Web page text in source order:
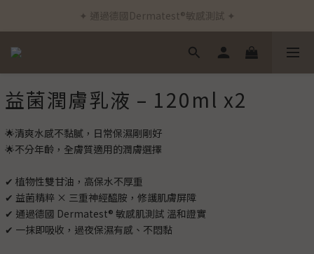
✦ 新客首筆訂單免運費 ✦
✦ 通過德國Dermatest®敏感測試 ✦
✦ 新客首筆訂單免運費 ✦
益菌潤膚乳液 – 120ml x2
🌟清爽水感不黏膩，日常保濕剛剛好
🌟不分年齡，全膚質適用的潤膚選擇
✔ 植物性雙甘油，高保水不厚重
✔ 益菌精粹 × 三重神經醯胺，修護肌膚屏障
✔ 通過德國 Dermatest® 敏感肌測試 溫和證實
✔ 一抹即吸收，過夜保濕有感、不悶黏